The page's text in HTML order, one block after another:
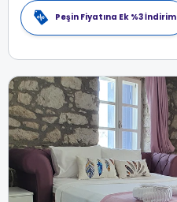
Peşin Fiyatına Ek %3 İndirim